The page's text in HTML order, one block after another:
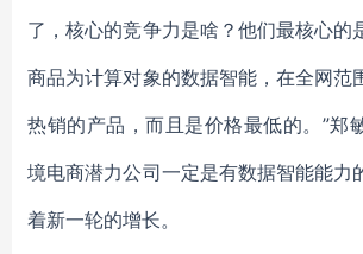
了，核心的竞争力是啥？他们最核心的
商品为计算对象的数据智能，在全网范
热销的产品，而且是价格最低的。”郑
境电商潜力公司一定是有数据智能能力
着新一轮的增长。